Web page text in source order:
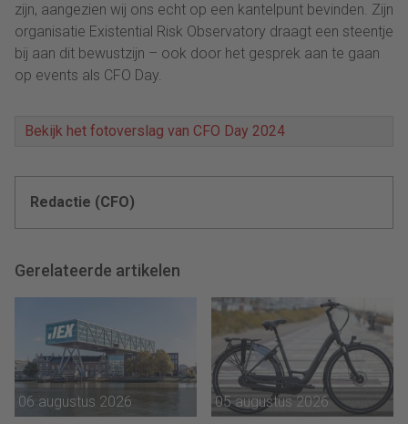
zijn, aangezien wij ons echt op een kantelpunt bevinden. Zijn
organisatie Existential Risk Observatory draagt een steentje
bij aan dit bewustzijn – ook door het gesprek aan te gaan
op events als CFO Day.
Bekijk het fotoverslag van CFO Day 2024
Redactie (CFO)
Gerelateerde artikelen
06 augustus 2026 05 augustus 2026